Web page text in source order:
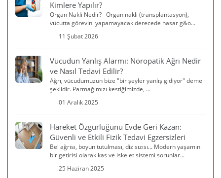
Kimlere Yapılır?
Organ Nakli Nedir? Organ nakli (transplantasyon),
vücutta görevini yapamayacak derecede hasar g&o...
11 Şubat 2026
Vücudun Yanlış Alarmı: Nöropatik Ağrı Nedir
ve Nasıl Tedavi Edilir?
Ağrı, vücudumuzun bize "bir şeyler yanlış gidiyor" deme
şeklidir. Parmağımızı kestiğimizde, ...
01 Aralık 2025
Hareket Özgürlüğünü Evde Geri Kazan:
Güvenli ve Etkili Fizik Tedavi Egzersizleri
Bel ağrısı, boyun tutulması, diz sızısı... Modern yaşamın
bir getirisi olarak kas ve iskelet sistemi sorunlar...
25 Haziran 2025